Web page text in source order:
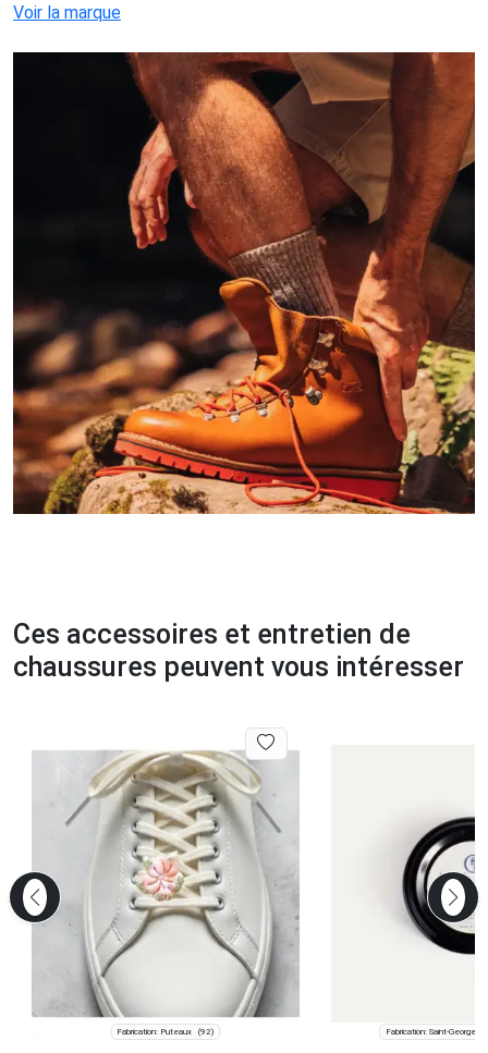
Voir la marque
Ces accessoires et entretien de
chaussures peuvent vous intéresser
Fabrication: Puteaux (92) Fabrication: Saint-